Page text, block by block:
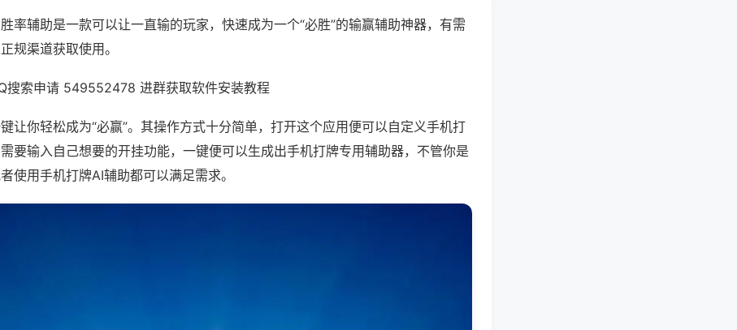
率辅助是一款可以让一直输的玩家，快速成为一个“必胜”的输赢辅助神器，有需
规渠道获取使用。
搜索申请 549552478 进群获取软件安装教程
让你轻松成为“必赢”。其操作方式十分简单，打开这个应用便可以自定义手机打
要输入自己想要的开挂功能，一键便可以生成出手机打牌专用辅助器，不管你是
使用手机打牌AI辅助都可以满足需求。